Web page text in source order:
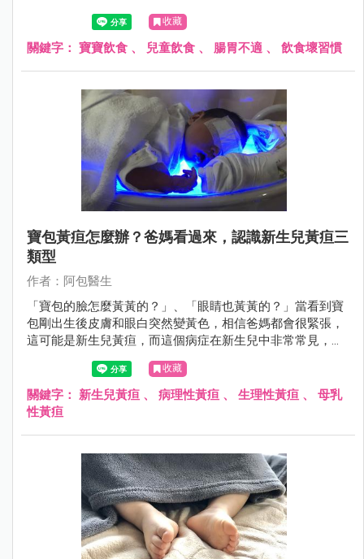
食物美味，所以改不掉，結果演變成常常脹氣或肚子痛。
收藏
關鍵字： 寶寶飲食 、 兒童飲食 、 腸胃不適 、 飲食壞習慣
寶包黃疸怎麼辦？爸媽看過來，認識新生兒黃疸三
類型
作者：阿包醫生
「寶包的臉怎麼黃黃的？」、「眼睛也黃黃的？」當看到寶
包剛出生後皮膚和眼白突然變黃色，相信爸媽都會很緊張，
這可能是新生兒黃疸，而這個病症在新生兒中非常常見，透
過醫師評估檢查必要時接受照光治療，大多不會有後遺症。
收藏
關鍵字： 新生兒黃疸 、 病理性黃疸 、 生理性黃疸 、 母乳
性黃疸